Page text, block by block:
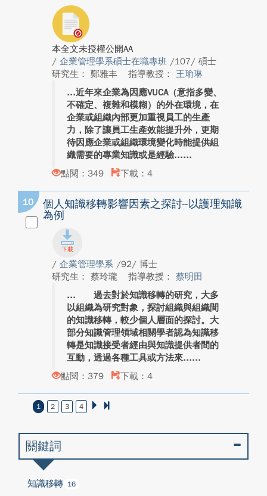
本全文未授權公開AA
/ 企業管理學系碩士在職專班 /107/ 碩士
研究生： 鄭雅丰
指導教授： 王瑜琳
近年來企業為因應VUCA（意指多變、
不確定、複雜和模糊）的外在環境，在
企業或組織內部更加重視員工的生產
力，除了讓員工生產效能提升外，更期
待因應企業或組織環境變化時能提供組
織需要的專業知識或是經驗...
點閱：349
下載：4
10
個人知識移轉影響因素之探討--以護理知識
為例
/ 企業管理學系 /92/ 博士
研究生： 蔡玲瓏
指導教授： 蔡明田
過去對於知識移轉的研究，大多
以組織為研究對象，探討組織與組織間
的知識移轉，較少個人層面的探討。大
部分知識管理領域相關學者認為知識移
轉是知識接受者經由與知識提供者間的
互動，透過各種工具或方法來...
點閱：379
下載：4
1 2 3 4
關鍵詞
知識移轉 16